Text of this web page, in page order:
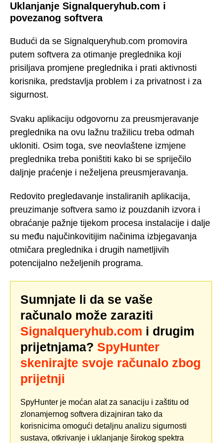
Uklanjanje Signalqueryhub.com i
povezanog softvera
Budući da se Signalqueryhub.com promovira
putem softvera za otimanje preglednika koji
prisiljava promjene preglednika i prati aktivnosti
korisnika, predstavlja problem i za privatnost i za
sigurnost.
Svaku aplikaciju odgovornu za preusmjeravanje
preglednika na ovu lažnu tražilicu treba odmah
ukloniti. Osim toga, sve neovlaštene izmjene
preglednika treba poništiti kako bi se spriječilo
daljnje praćenje i neželjena preusmjeravanja.
Redovito pregledavanje instaliranih aplikacija,
preuzimanje softvera samo iz pouzdanih izvora i
obraćanje pažnje tijekom procesa instalacije i dalje
su među najučinkovitijim načinima izbjegavanja
otmičara preglednika i drugih nametljivih
potencijalno neželjenih programa.
Sumnjate li da se vaše
računalo može zaraziti
Signalqueryhub.com i drugim
prijetnjama? SpyHunter
skenirajte svoje računalo zbog
prijetnji
SpyHunter je moćan alat za sanaciju i zaštitu od
zlonamjernog softvera dizajniran tako da
korisnicima omogući detaljnu analizu sigurnosti
sustava, otkrivanje i uklanjanje širokog spektra